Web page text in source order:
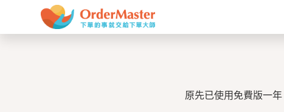
原先已使用免費版一